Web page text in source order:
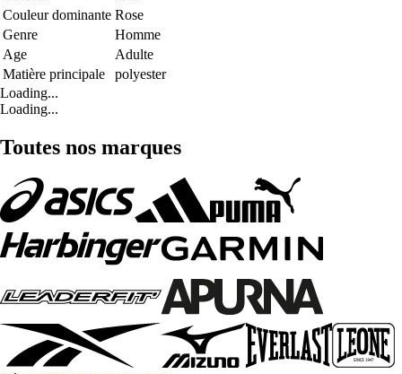
Couleur dominante Rose
Genre
Homme
Age
Adulte
Matière principale
polyester
Loading...
Loading...
Toutes nos marques